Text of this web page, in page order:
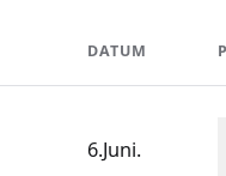
DATUM
6.Juni.